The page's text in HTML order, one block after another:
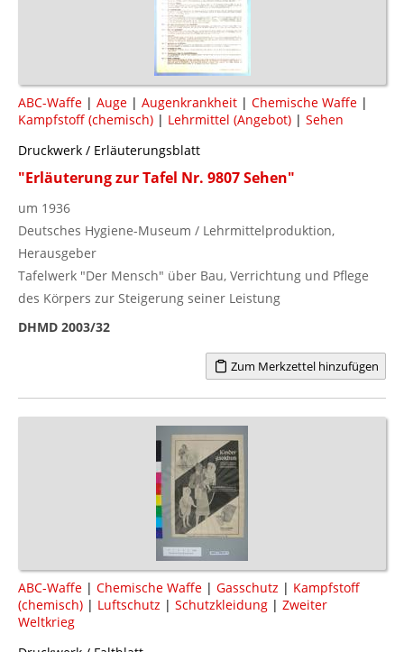
ABC-Waffe | Auge | Augenkrankheit | Chemische Waffe |
Kampfstoff (chemisch) | Lehrmittel (Angebot) | Sehen
Druckwerk / Erläuterungsblatt
"Erläuterung zur Tafel Nr. 9807 Sehen"
um 1936
Deutsches Hygiene-Museum / Lehrmittelproduktion,
Herausgeber
Tafelwerk "Der Mensch" über Bau, Verrichtung und Pflege
des Körpers zur Steigerung seiner Leistung
DHMD 2003/32
Zum Merkzettel hinzufügen
ABC-Waffe | Chemische Waffe | Gasschutz | Kampfstoff
(chemisch) | Luftschutz | Schutzkleidung | Zweiter
Weltkrieg